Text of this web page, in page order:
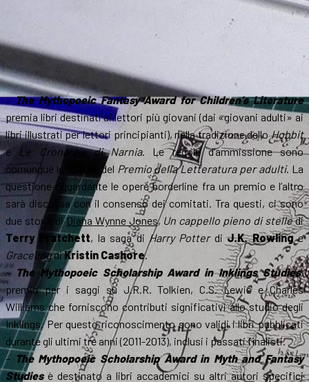
–The Mythopoeic Fantasy Award for Children’s Literature
premia libri destinati ai lettori più giovani (dai «giovani adulti» ai
libri illustrati per lettori principianti), nella tradizione delloHobbit
e Le Cronache di Narnia. Le regole d’ammissione sono
comunque le stesse del Premio della Letteratura per adulti. La
questione riguardante le opere borderline fra un premio e l’altro
sarà discussa con il consenso dei comitati. Tra questi, ci sono
due storie diDiana Wynne Jones, Un cappello pieno di stelledi
Terry Pratchett, la saga di Harry PotterdiJ.K. Rowlinge
GracelingdiKristin Cashore.
– The Mythopoeic Scholarship Award in Inklings Studies,
premio per i saggi su J.R.R. Tolkien, C.S. Lewis e Charles
Williams che forniscono contributi significativi allo studio degli
Inklings. Per questo riconoscimento sono validi i libri pubblicati
durante gli ultimi tre anni (2011-2013), inclusi i passati finalisti.
– The Mythopoeic Scholarship Award in Myth and Fantasy
Studiesè destinato a libri accademici su altri autori specifici